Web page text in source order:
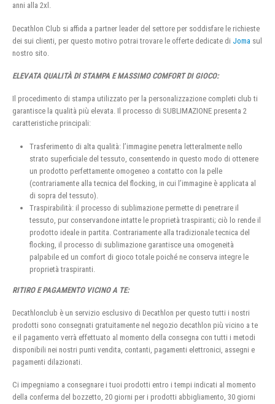
anni alla 2xl.
Decathlon Club si affida a partner leader del settore per soddisfare le richieste
dei sui clienti, per questo motivo potrai trovare le offerte dedicate di Joma sul
nostro sito.
ELEVATA QUALITÀ DI STAMPA E MASSIMO COMFORT DI GIOCO:
Il procedimento di stampa utilizzato per la personalizzazione completi club ti
garantisce la qualità più elevata. Il processo di SUBLIMAZIONE presenta 2
caratteristiche principali:
Trasferimento di alta qualità: l’immagine penetra letteralmente nello
strato superficiale del tessuto, consentendo in questo modo di ottenere
un prodotto perfettamente omogeneo a contatto con la pelle
(contrariamente alla tecnica del flocking, in cui l’immagine è applicata al
di sopra del tessuto).
Traspirabilità: il processo di sublimazione permette di penetrare il
tessuto, pur conservandone intatte le proprietà traspiranti; ciò lo rende il
prodotto ideale in partita. Contrariamente alla tradizionale tecnica del
flocking, il processo di sublimazione garantisce una omogeneità
palpabile ed un comfort di gioco totale poiché ne conserva integre le
proprietà traspiranti.
RITIRO E PAGAMENTO VICINO A TE:
Decathlonclub è un servizio esclusivo di Decathlon per questo tutti i nostri
prodotti sono consegnati gratuitamente nel negozio decathlon più vicino a te
e il pagamento verrà effettuato al momento della consegna con tutti i metodi
disponibili nei nostri punti vendita, contanti, pagamenti elettronici, assegni e
pagamenti dilazionati.
Ci impegniamo a consegnare i tuoi prodotti entro i tempi indicati al momento
della conferma del bozzetto, 20 giorni per i prodotti abbigliamento, 30 giorni